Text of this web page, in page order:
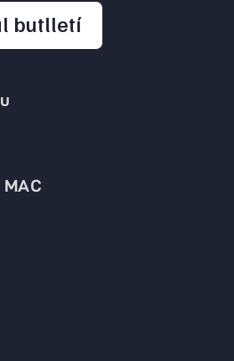
butlletíopens in a new